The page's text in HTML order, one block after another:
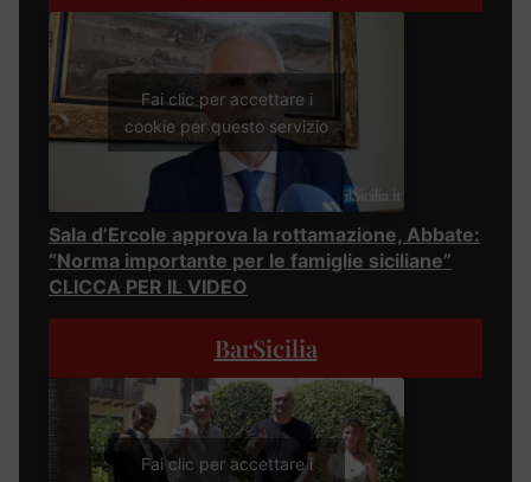
Fai clic per accettare i
cookie per questo servizio
Sala d’Ercole approva la rottamazione, Abbate:
“Norma importante per le famiglie siciliane”
CLICCA PER IL VIDEO
BarSicilia
Fai clic per accettare i